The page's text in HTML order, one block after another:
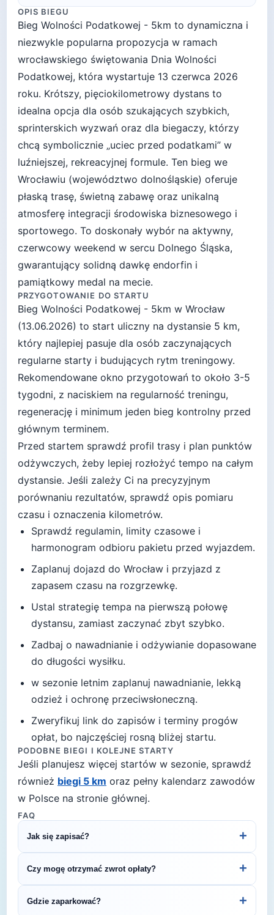
OPIS BIEGU
Bieg Wolności Podatkowej - 5km to dynamiczna i
niezwykle popularna propozycja w ramach
wrocławskiego świętowania Dnia Wolności
Podatkowej, która wystartuje 13 czerwca 2026
roku. Krótszy, pięciokilometrowy dystans to
idealna opcja dla osób szukających szybkich,
sprinterskich wyzwań oraz dla biegaczy, którzy
chcą symbolicznie „uciec przed podatkami” w
luźniejszej, rekreacyjnej formule. Ten bieg we
Wrocławiu (województwo dolnośląskie) oferuje
płaską trasę, świetną zabawę oraz unikalną
atmosferę integracji środowiska biznesowego i
sportowego. To doskonały wybór na aktywny,
czerwcowy weekend w sercu Dolnego Śląska,
gwarantujący solidną dawkę endorfin i
pamiątkowy medal na mecie.
PRZYGOTOWANIE DO STARTU
Bieg Wolności Podatkowej - 5km w Wrocław
(13.06.2026) to start uliczny na dystansie 5 km,
który najlepiej pasuje dla osób zaczynających
regularne starty i budujących rytm treningowy.
Rekomendowane okno przygotowań to około 3-5
tygodni, z naciskiem na regularność treningu,
regenerację i minimum jeden bieg kontrolny przed
głównym terminem.
Przed startem sprawdź profil trasy i plan punktów
odżywczych, żeby lepiej rozłożyć tempo na całym
dystansie. Jeśli zależy Ci na precyzyjnym
porównaniu rezultatów, sprawdź opis pomiaru
czasu i oznaczenia kilometrów.
Sprawdź regulamin, limity czasowe i
harmonogram odbioru pakietu przed wyjazdem.
Zaplanuj dojazd do Wrocław i przyjazd z
zapasem czasu na rozgrzewkę.
Ustal strategię tempa na pierwszą połowę
dystansu, zamiast zaczynać zbyt szybko.
Zadbaj o nawadnianie i odżywianie dopasowane
do długości wysiłku.
w sezonie letnim zaplanuj nawadnianie, lekką
odzież i ochronę przeciwsłoneczną.
Zweryfikuj link do zapisów i terminy progów
opłat, bo najczęściej rosną bliżej startu.
PODOBNE BIEGI I KOLEJNE STARTY
Jeśli planujesz więcej startów w sezonie, sprawdź
również biegi 5 km oraz pełny kalendarz zawodów
w Polsce na stronie głównej.
FAQ
Jak się zapisać? +
przejść do strony organizatora z formularzem
rejestracyjnym.
Czy mogę otrzymać zwrot opłaty? +
regulamin biegu lub skontaktuj się z
Gdzie zaparkować? +